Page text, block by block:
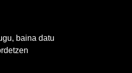
baina datu